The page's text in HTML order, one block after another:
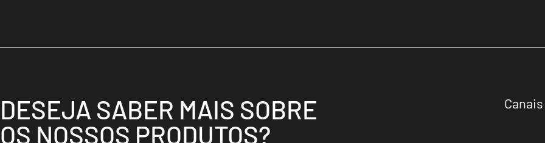
DESEJA SABER MAIS SOBRE
OS NOSSOS PRODUTOS?